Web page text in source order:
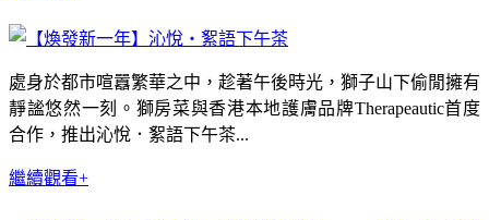
處身於都市喧囂繁華之中，趁著午後時光，獅子山下偷閒擁有
靜謐悠然一刻。獅房菜與香港本地護膚品牌Therapeautic首度
合作，推出沁悅．絮語下午茶...
繼續觀看+